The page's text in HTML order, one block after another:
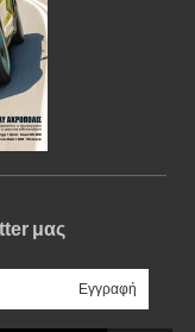
μας